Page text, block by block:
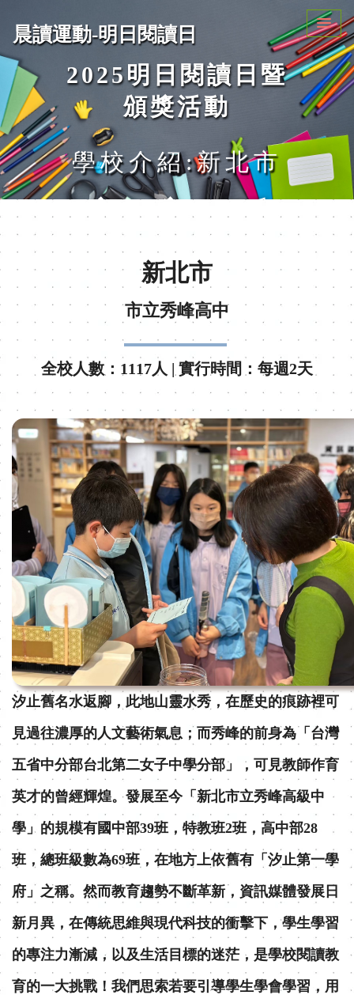
晨讀運動-明日閱讀日
2025明日閱讀日暨
頒獎活動
學校介紹:新北市
市立秀
峰高中
新北市
市立秀峰高中
全校人數：1117人 | 實行時間：每週2天
汐止舊名水返腳，此地山靈水秀，在歷史的痕跡裡可
見過往濃厚的人文藝術氣息；而秀峰的前身為「台灣
五省中分部台北第二女子中學分部」，可見教師作育
英才的曾經輝煌。發展至今「新北市立秀峰高級中
學」的規模有國中部39班，特教班2班，高中部28
班，總班級數為69班，在地方上依舊有「汐止第一學
府」之稱。然而教育趨勢不斷革新，資訊媒體發展日
新月異，在傳統思維與現代科技的衝擊下，學生學習
的專注力漸減，以及生活目標的迷茫，是學校閱讀教
育的一大挑戰！我們思索若要引導學生學會學習，用